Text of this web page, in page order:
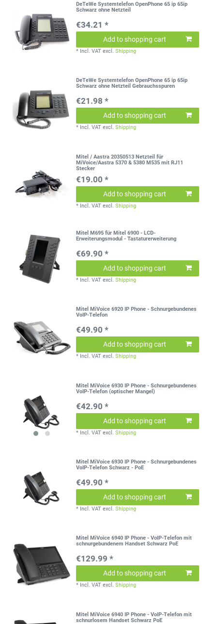
DeTeWe Systemtelefon OpenPhone 65 ip 65ip
Schwarz ohne Netzteil
€34.21 *
Add to shopping cart
* Incl. VAT excl.Shipping
DeTeWe Systemtelefon OpenPhone 65 ip 65ip
Schwarz ohne Netzteil Gebrauchsspuren
€21.98 *
Add to shopping cart
* Incl. VAT excl.Shipping
Mitel / Aastra 20350513 Netzteil für
MiVoice/Aastra 5370 & 5380 M535 mit RJ11
Stecker
€19.00 *
Add to shopping cart
* Incl. VAT excl.Shipping
Mitel M695 für Mitel 6900 - LCD-
Erweiterungsmodul - Tastaturerweiterung
€69.90 *
Add to shopping cart
* Incl. VAT excl.Shipping
Mitel MiVoice 6920 IP Phone - Schnurgebundenes
VoIP-Telefon
€49.90 *
Add to shopping cart
* Incl. VAT excl.Shipping
Mitel MiVoice 6930 IP Phone - Schnurgebundenes
VoIP-Telefon (optischer Mangel)
€42.90 *
Add to shopping cart
* Incl. VAT excl.Shipping
Mitel MiVoice 6930 IP Phone - Schnurgebundenes
VoIP-Telefon Schwarz - PoE
€49.90 *
Add to shopping cart
* Incl. VAT excl.Shipping
Mitel MiVoice 6940 IP Phone - VoIP-Telefon mit
schnurgebundenem Handset Schwarz PoE
€129.99 *
Add to shopping cart
* Incl. VAT excl.Shipping
Mitel MiVoice 6940 IP Phone - VoIP-Telefon mit
schnurlosem Handset Schwarz PoE